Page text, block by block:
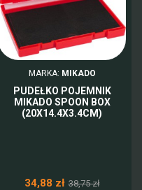
MARKA: MIKADO
PUDEŁKO POJEMNIK
MIKADO SPOON BOX
(20X14.4X3.4CM)
34,88 zł 38,75 zł